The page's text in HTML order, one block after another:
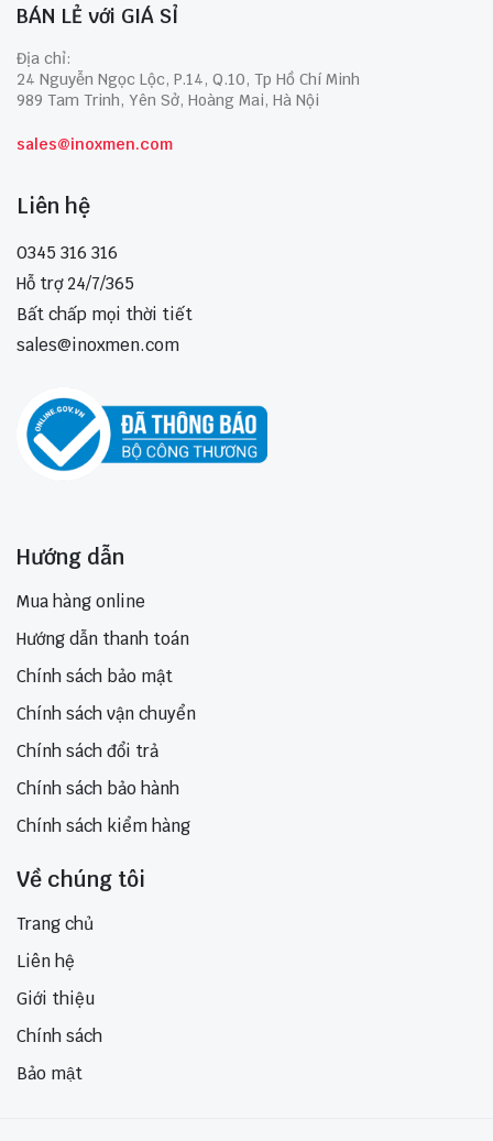
BÁN LẺ với GIÁ SỈ
Địa chỉ:
24 Nguyễn Ngọc Lộc, P.14, Q.10, Tp Hồ Chí Minh
989 Tam Trinh, Yên Sở, Hoàng Mai, Hà Nội
sales@inoxmen.com
Liên hệ
0345 316 316
Hỗ trợ 24/7/365
Bất chấp mọi thời tiết
sales@inoxmen.com
Hướng dẫn
Mua hàng online
Hướng dẫn thanh toán
Chính sách bảo mật
Chính sách vận chuyển
Chính sách đổi trả
Chính sách bảo hành
Chính sách kiểm hàng
Về chúng tôi
Trang chủ
Liên hệ
Giới thiệu
Chính sách
Bảo mật